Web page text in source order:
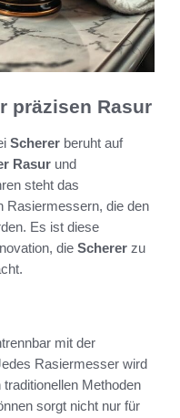
präzisen Rasur
Scherer beruht auf
Rasur und
steht das
Rasiermessern, die den
Es ist diese
die Scherer zu
mit der
Rasiermesser wird
Methoden
sorgt nicht nur für